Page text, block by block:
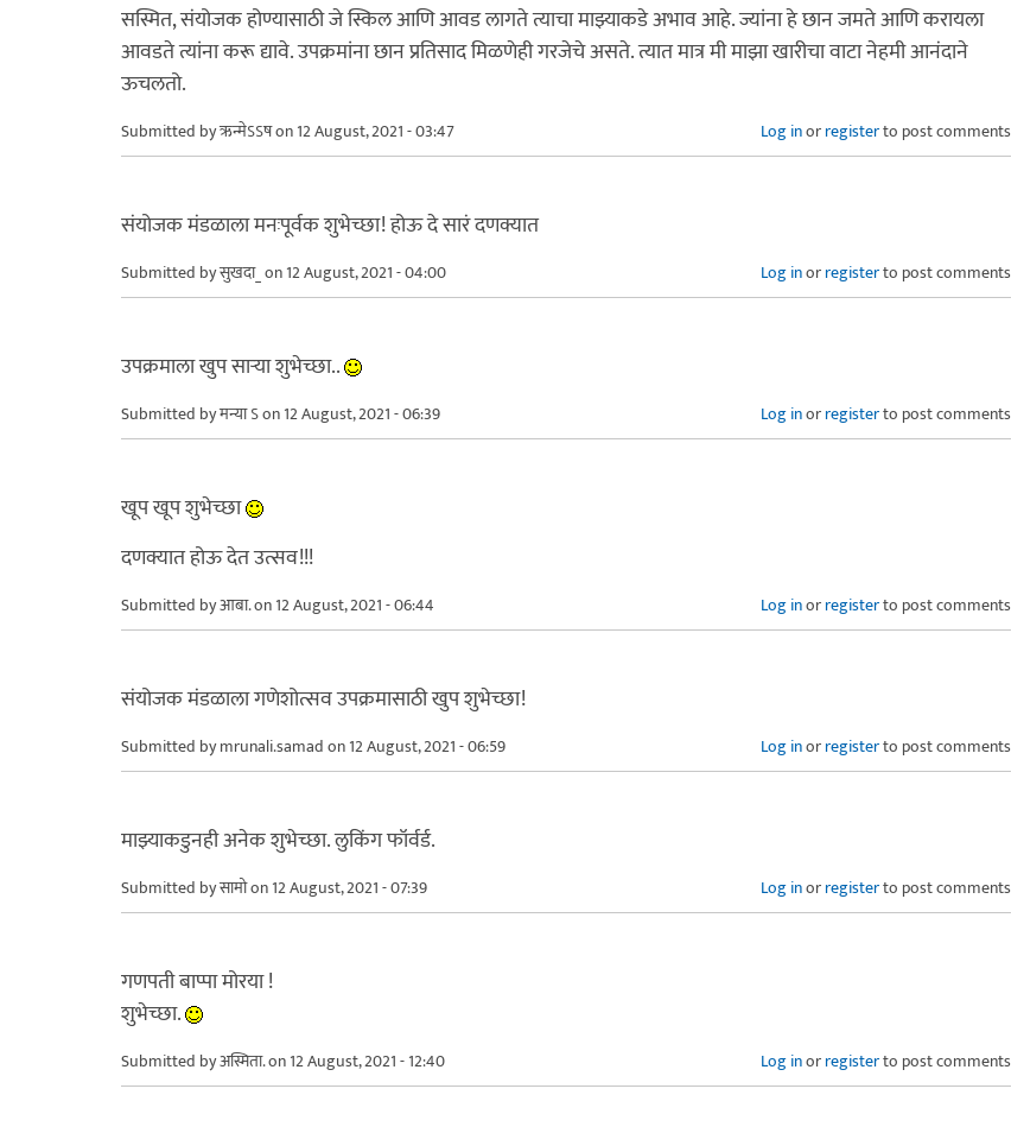
सस्मित, संयोजक होण्यासाठी जे स्किल आणि आवड लागते त्याचा माझ्याकडे अभाव आहे. ज्यांना हे छान जमते आणि करायला
आवडते त्यांना करू द्यावे. उपक्रमांना छान प्रतिसाद मिळणेही गरजेचे असते. त्यात मात्र मी माझा खारीचा वाटा नेहमी आनंदाने
ऊचलतो.
Submitted byऋन्मेऽऽषon 12 August, 2021 - 03:47 Log inorregisterto post comments
संयोजक मंडळाला मनःपूर्वक शुभेच्छा! होऊ दे सारं दणक्यात
Submitted byसुखदा_ on 12 August, 2021 - 04:00 Log inorregisterto post comments
उपक्रमाला खुप साऱ्या शुभेच्छा..
Submitted byमन्या ऽon 12 August, 2021 - 06:39 Log inorregisterto post comments
खूप खूप शुभेच्छा
दणक्यात होऊ देत उत्सव!!!
Submitted byआबा.on 12 August, 2021 - 06:44 Log inorregisterto post comments
संयोजक मंडळाला गणेशोत्सव उपक्रमासाठी खुप शुभेच्छा!
Submitted bymrunali.samadon 12 August, 2021 - 06:59 Log inorregisterto post comments
माझ्याकडुनही अनेक शुभेच्छा. लुकिंग फॉर्वर्ड.
Submitted byसामोon 12 August, 2021 - 07:39 Log inorregisterto post comments
गणपती बाप्पा मोरया !
शुभेच्छा.
Submitted byअस्मिता.on 12 August, 2021 - 12:40 Log inorregisterto post comments